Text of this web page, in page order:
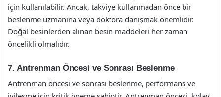
için kullanılabilir. Ancak, takviye kullanmadan önce bir
beslenme uzmanına veya doktora danışmak önemlidir.
Doğal besinlerden alınan besin maddeleri her zaman
öncelikli olmalıdır.
7. Antrenman Öncesi ve Sonrası Beslenme
Antrenman öncesi ve sonrası beslenme, performans ve